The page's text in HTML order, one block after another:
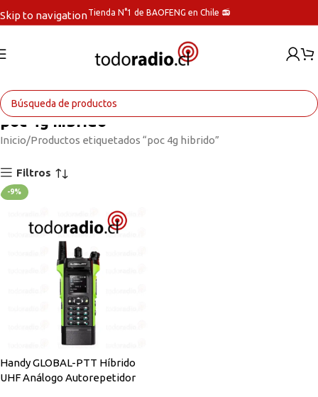
Skip to navigationTienda N°1 de BAOFENG en Chile 📻
poc 4g hibrido
Inicio Productos etiquetados “poc 4g hibrido”
Filtros
-9%
Handy GLOBAL-PTT Híbrido
UHF Análogo Autorepetidor